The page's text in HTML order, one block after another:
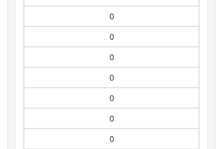
0
0
0
0
0
0
0